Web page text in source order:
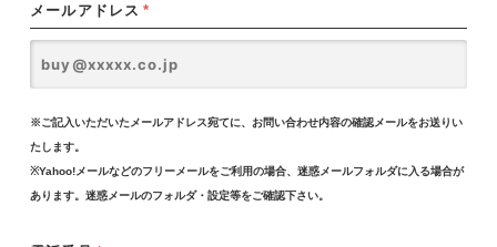
メールアドレス *
※ご記入いただいたメールアドレス宛てに、お問い合わせ内容の確認メールをお送りい
たします。
※Yahoo!メールなどのフリーメールをご利用の場合、迷惑メールフォルダに入る場合が
あります。迷惑メールのフォルダ・設定等をご確認下さい。